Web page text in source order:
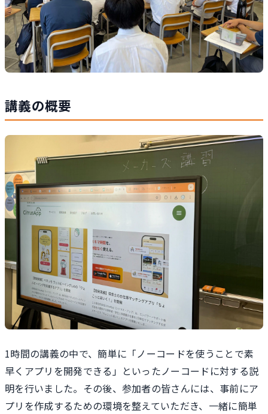
講義の概要
1時間の講義の中で、簡単に「ノーコードを使うことで素
早くアプリを開発できる」といったノーコードに対する説
明を行いました。その後、参加者の皆さんには、事前にア
プリを作成するための環境を整えていただき、一緒に簡単